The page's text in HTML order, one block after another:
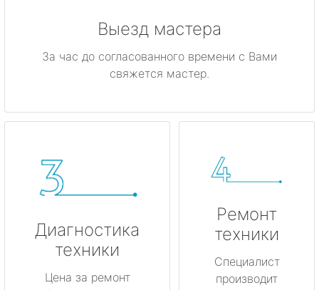
Выезд мастера
За час до согласованного времени с Вами
свяжется мастер.
Диагностика
техники
Цена за ремонт
Ремонт
техники
Специалист
производит